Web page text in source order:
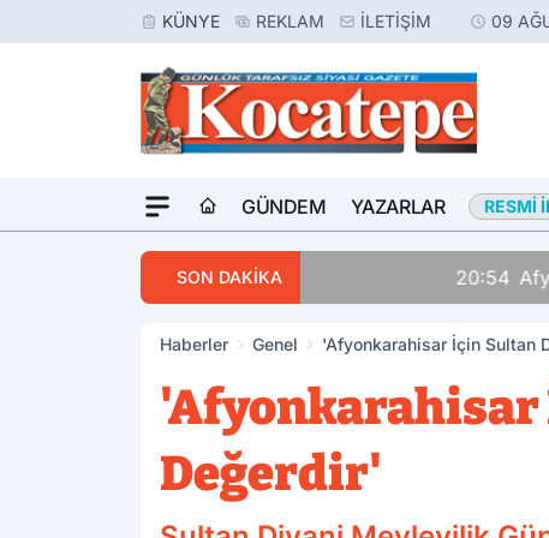
KÜNYE REKLAM İLETIŞIM 09
GÜNDEM YAZARLAR RESMI
SON DAKİKA Afyon’da
Haberler Genel 'Afyonkarahisar İçin Sultan
'Afyonkarahisar
Değerdir'